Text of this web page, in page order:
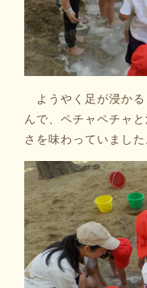
ようやく足が浸か
んで、ペチャペチャ
さを味わっていました